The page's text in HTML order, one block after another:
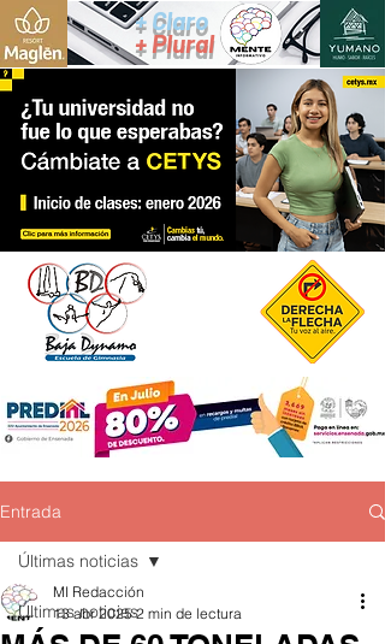
+ Claro
+ Plural
Entrada
Últimas noticias
Últimas noticias
MI Redacción
13 abr 2025 2 min de lectura